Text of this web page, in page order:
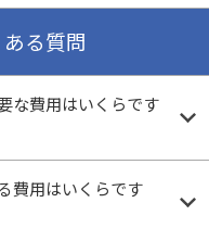
る質問
な費用はいくらです
費用はいくらです